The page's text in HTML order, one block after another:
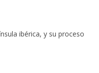
ibérica, y su proceso